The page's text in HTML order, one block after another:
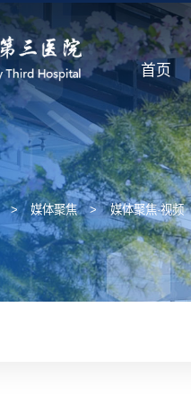
首页
> 媒体聚焦 > 媒体聚焦·视频